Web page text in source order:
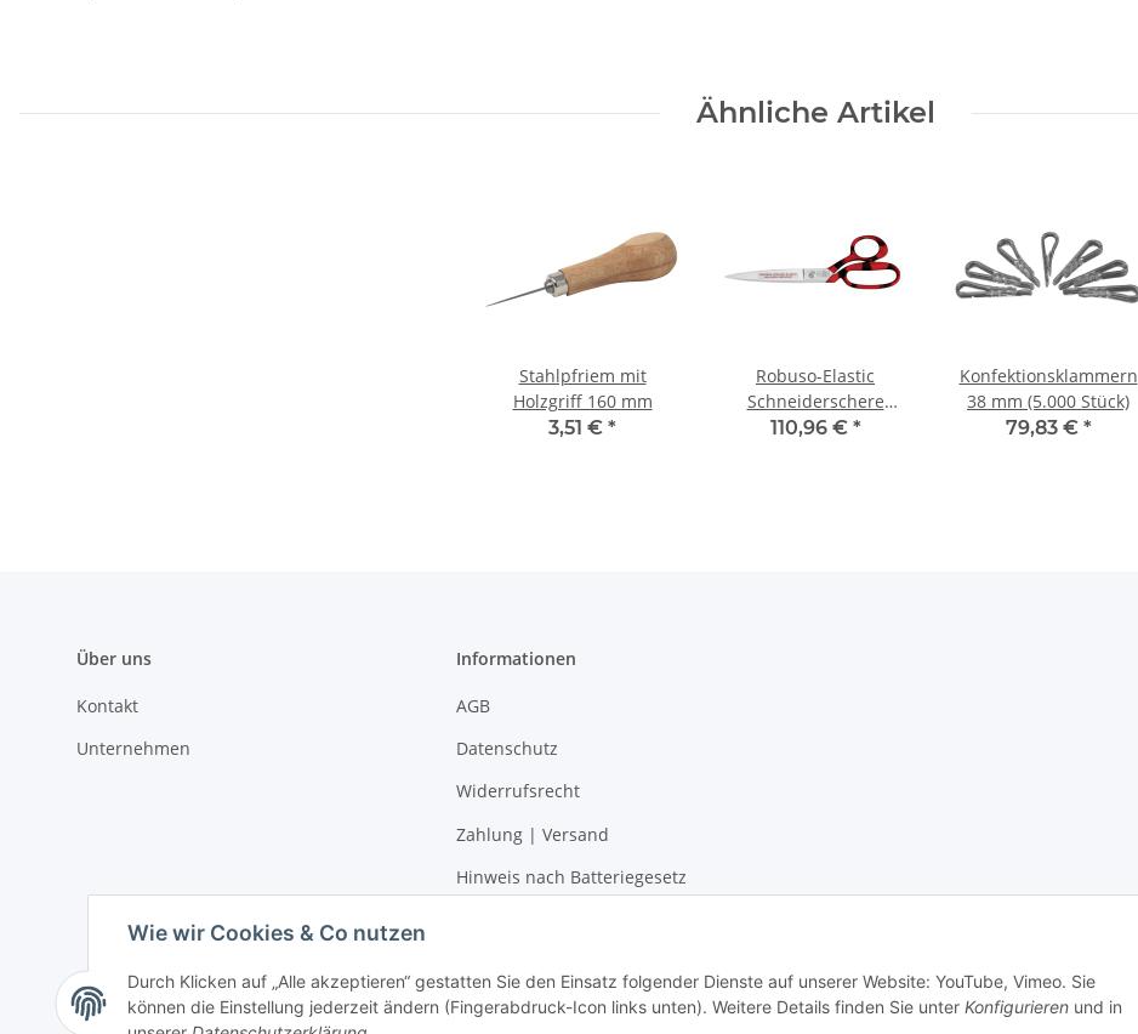
Wie wir Cookies & Co nutzen
Durch Klicken auf „Alle akzeptieren“ gestatten Sie den Einsatz folgender Dienste auf unserer Website: YouTube, Vimeo. Sie
können die Einstellung jederzeit ändern (Fingerabdruck-Icon links unten). Weitere Details finden Sie unter Konfigurieren und in
Ähnliche Artikel
Stahlpfriem mit
Holzgriff 160 mm
3,51 € *
Robuso-Elastic
Schneiderschere
verzahnt (1055/CR) 8"
110,96 € *
Konfektionsklammern
38 mm (5.000 Stück)
79,83 € *
Über uns
Kontakt
Unternehmen
Informationen
AGB
Datenschutz
Widerrufsrecht
Zahlung | Versand
Hinweis nach Batteriegesetz
Vertrag widerrufen